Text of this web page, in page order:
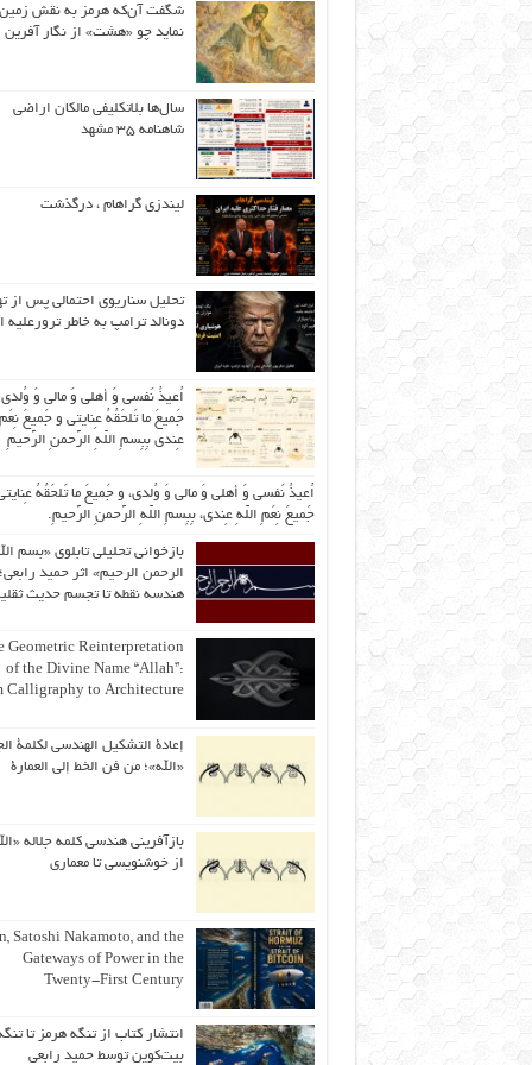
شگفت آن‌که هرمز به نقش زمین
نماید چو «هشت» از نگار آفرین
سال‌ها بلاتکلیفی مالکان اراضی
شاهنامه ۳۵ مشهد
لیندزی گراهام ، درگذشت
تحلیل سناریوی احتمالی پس از
دونالد ترامپ به خاطر ترورعلیه
اُعیذُ نَفسی وَ أهلی وَ مالی وَ
جَمیعَ ما تَلحَقُهُ عِنایتی و جَمیعَ نِعَمِ
عِندی بِبِسمِ اللّهِ الرَّحمنِ الرَّحیمِ
اُعیذُ نَفسی وَ أهلی وَ مالی وَ وُلدی، و جَمیعَ ما تَلحَقُهُ
جَمیعَ نِعَمِ اللّهِ عِندی، بِبِسمِ اللّهِ الرَّحمنِ الرَّحیمِ.
بازخوانی تحلیلی تابلوی «بسم
الرحمن الرحیم» اثر حمید رابعی؛
هندسه نقطه تا تجسم حدیث
Geometric Reinterpretation
of the Divine Name “Allah”:
Calligraphy to Architecture
إعادة التشكيل الهندسي لكلمة
«الله»؛ من فن الخط إلى العمارة
بازآفرینی هندسی کلمه جلاله
از خوشنویسی تا معماری
Satoshi Nakamoto, and the
Gateways of Power in the
Twenty-First Century
انتشار کتاب از تنگه هرمز تا
بیت‌کوین توسط حمید رابعی